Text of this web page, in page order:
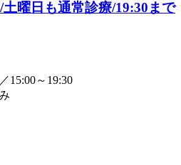
15:00～19:30